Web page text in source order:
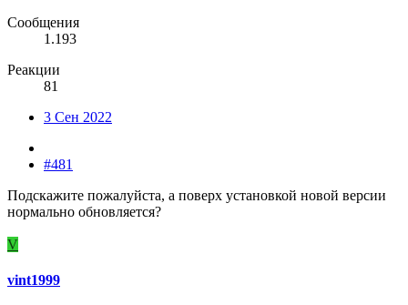
Сообщения
1.193
Реакции
81
3 Сен 2022
#481
Подскажите пожалуйста, а поверх установкой новой версии
нормально обновляется?
V
vint1999